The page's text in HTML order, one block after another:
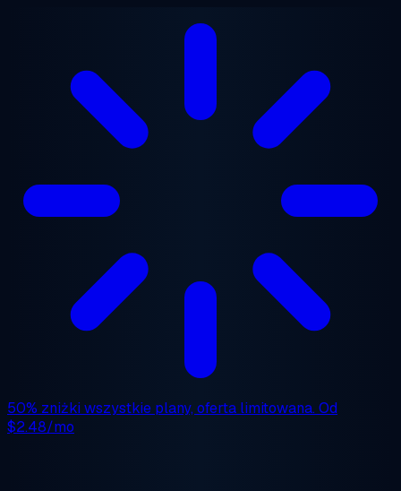
50% zniżki wszystkie plany, oferta limitowana. Od
$2.48/mo